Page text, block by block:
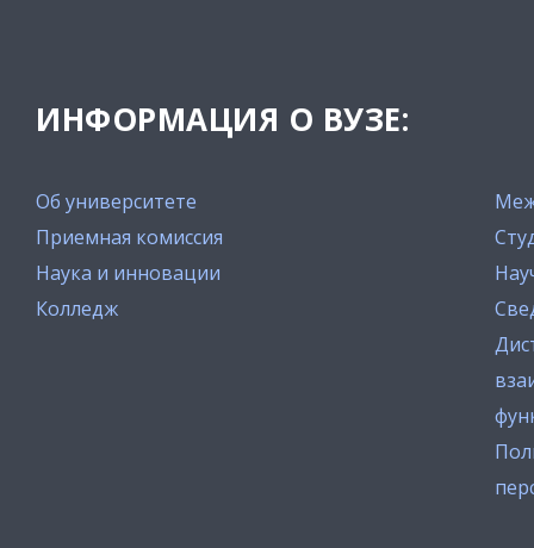
ИНФОРМАЦИЯ О ВУЗЕ:
Об университете
Приемная комиссия
Наука и инновации
Колледж